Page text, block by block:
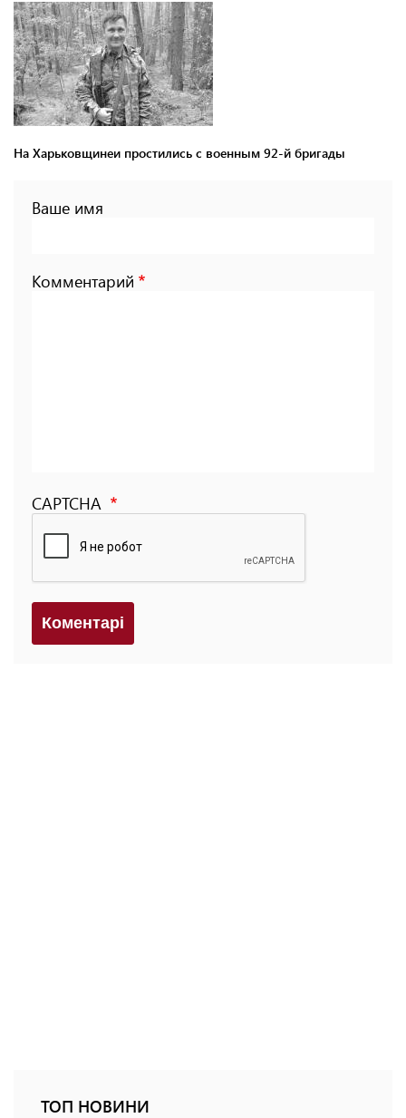
На Харьковщинеи простились с военным 92-й бригады
Ваше имя
Комментарий
CAPTCHA
Коментарi
ТОП НОВИНИ